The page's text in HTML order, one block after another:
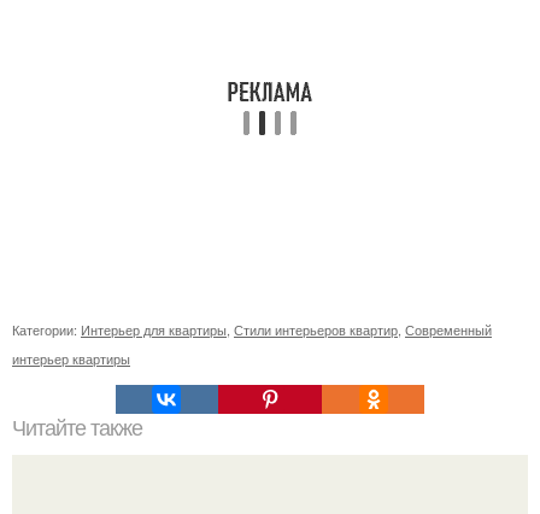
Категории: Интерьер для квартиры Стили интерьеров квартир Современный
интерьер квартиры
Читайте также